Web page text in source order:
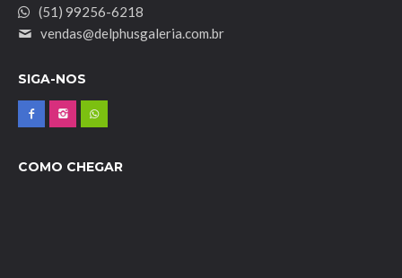
(51) 99256-6218
vendas@delphusgaleria.com.br
SIGA-NOS
COMO CHEGAR